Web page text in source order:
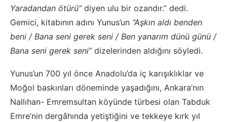
Yaradandan ötürü”diyen ulu bir ozandır.” dedi.
Gemici, kitabının adını Yunus’un “Aşkın aldı benden
beni / Bana seni gerek seni / Ben yanarım dünü günü /
Bana seni gerek seni” dizelerinden aldığını söyledi.
Yunus’un 700 yıl önce Anadolu’da iç karışıklıklar ve
Moğol baskınları döneminde yaşadığını, Ankara’nın
Nallıhan- Emremsultan köyünde türbesi olan Tabduk
Emre’nin dergâhında yetiştiğini ve tekkeye kırk yıl